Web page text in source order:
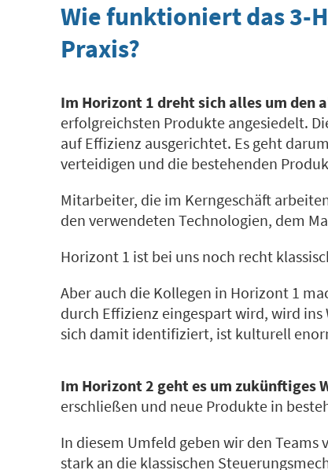
Wie funktioniert das 3-
Praxis?
Im Horizont 1 dreht sich alles um den
erfolgreichsten Produkte angesiedelt.
auf Effizienz ausgerichtet. Es geht
verteidigen und die bestehenden
Mitarbeiter, die im Kerngeschäft
den verwendeten Technologien, dem
Horizont 1 ist bei uns noch recht
Aber auch die Kollegen in Horizont 1
durch Effizienz eingespart wird, wird ins
sich damit identifiziert, ist kulturell
Im Horizont 2 geht es um zukünftiges
erschließen und neue Produkte in
In diesem Umfeld geben wir den
stark an die klassischen